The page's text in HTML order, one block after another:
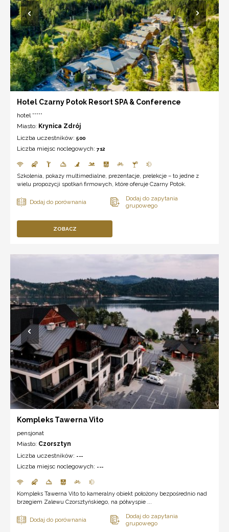
Hotel Czarny Potok Resort SPA & Conference
hotel *****
Miasto: Krynica Zdrój
Liczba uczestników: 500
Liczba miejsc noclegowych: 712
Szkolenia, pokazy multimedialne, prezentacje, prelekcje – to jedne z
wielu propozycji spotkań firmowych, które oferuje Czarny Potok.
ZOBACZ
Kompleks Tawerna Vito
pensjonat
Miasto: Czorsztyn
Liczba uczestników: ---
Liczba miejsc noclegowych: ---
Kompleks Tawerna Vito to kameralny obiekt położony bezpośrednio nad
brzegiem Zalewu Czorsztyńskiego, na półwyspie ...